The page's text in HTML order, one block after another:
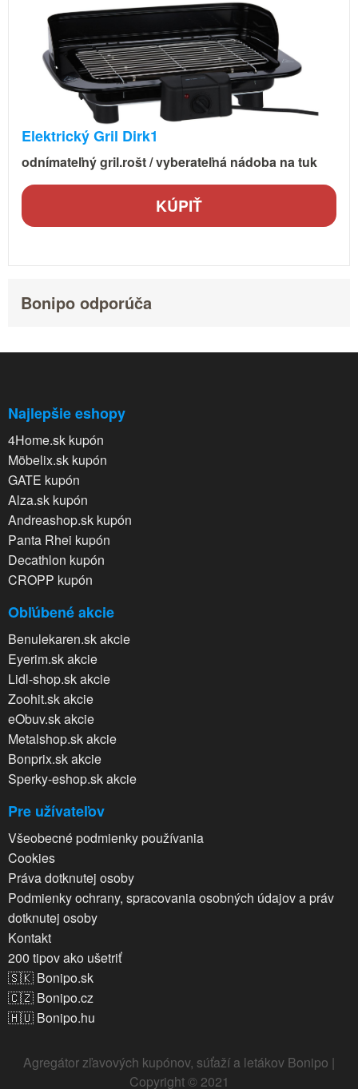
Elektrický Gril Dirk1
odnímateľný gril.rošt / vyberateľná nádoba na tuk
KÚPIŤ
Bonipo odporúča
Najlepšie eshopy
4Home.sk kupón
Möbelix.sk kupón
GATE kupón
Alza.sk kupón
Andreashop.sk kupón
Panta Rhei kupón
Decathlon kupón
CROPP kupón
Obľúbené akcie
Benulekaren.sk akcie
Eyerim.sk akcie
Lidl-shop.sk akcie
Zoohit.sk akcie
eObuv.sk akcie
Metalshop.sk akcie
Bonprix.sk akcie
Sperky-eshop.sk akcie
Pre užívateľov
Všeobecné podmienky používania
Cookies
Práva dotknutej osoby
Podmienky ochrany, spracovania osobných údajov a práv
dotknutej osoby
Kontakt
200 tipov ako ušetriť
🇸🇰 Bonipo.sk
🇨🇿 Bonipo.cz
🇭🇺 Bonipo.hu
Agregátor zľavových kupónov, súťaží a letákov Bonipo |
Copyright © 2021